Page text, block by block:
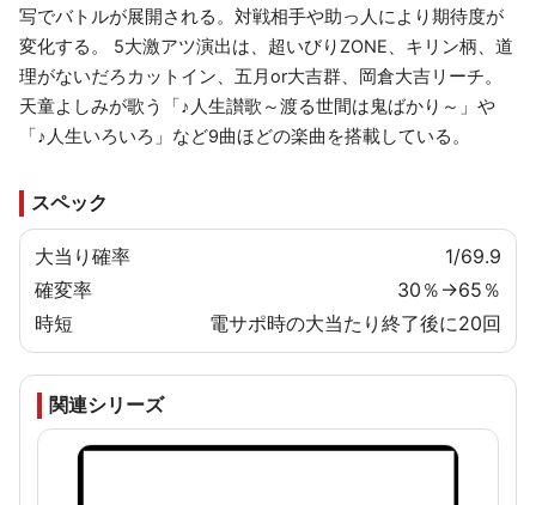
写でバトルが展開される。対戦相手や助っ人により期待度が
変化する。 5大激アツ演出は、超いびりZONE、キリン柄、道
理がないだろカットイン、五月or大吉群、岡倉大吉リーチ。
天童よしみが歌う「♪人生讃歌～渡る世間は鬼ばかり～」や
「♪人生いろいろ」など9曲ほどの楽曲を搭載している。
スペック
大当り確率
1/69.9
確変率
30％→65％
時短
電サポ時の大当たり終了後に20回
関連シリーズ